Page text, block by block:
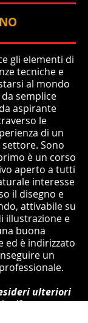
gli elementi di
tecniche e
al mondo
semplice
aspirante
le
di un
Sono
è un corso
aperto a tutti
interesse
il disegno e
attivabile su
illustrazione e
buona
ed è indirizzato
un
ulteriori